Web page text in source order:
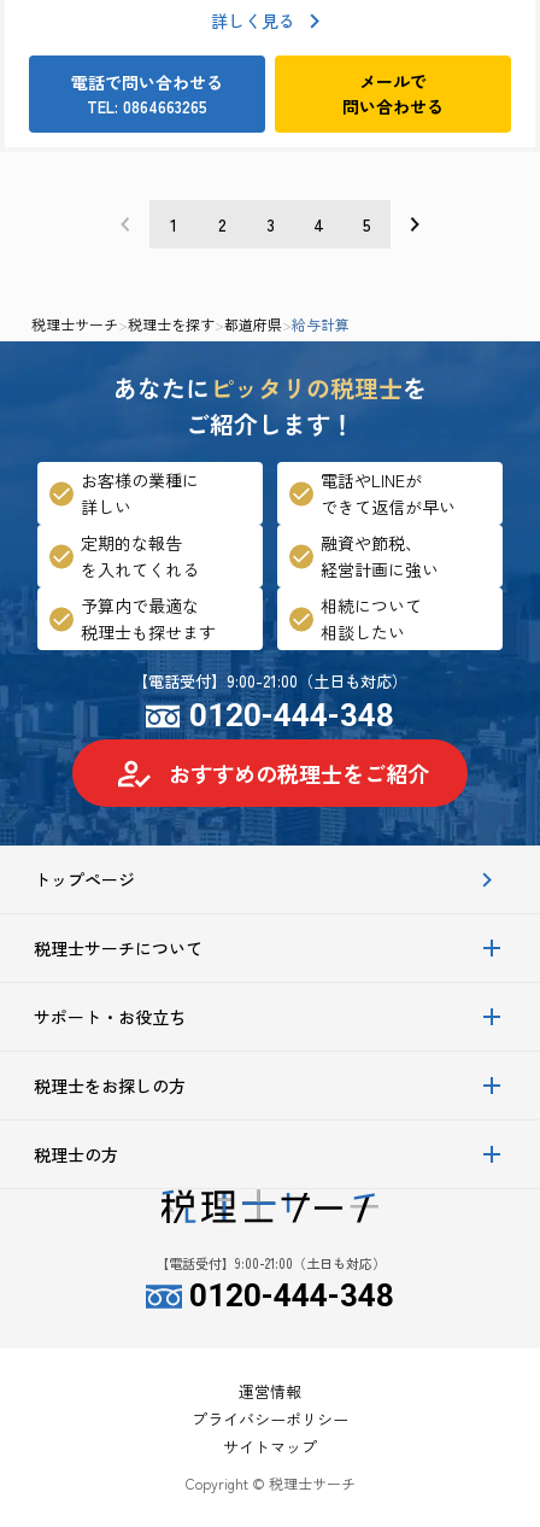
詳しく見る
電話で問い合わせる
TEL: 0864663265
メールで
問い合わせる
1 2 3 4 5
税理士サーチ>税理士を探す>都道府県>給与計算
あなたに ピッタリの税理士を
ご紹介します！
お客様の業種に
詳しい
電話やLINEが
できて返信が早い
定期的な報告
を入れてくれる
融資や節税、
経営計画に強い
予算内で最適な
税理士も探せます
相続について
相談したい
【電話受付】9:00-21:00（土日も対応）
0120-444-348
おすすめの税理士をご紹介
【電話受付】9:00-21:00（土日も対応）
0120-444-348
トップページ
税理士サーチについて
サポート・お役立ち
税理士をお探しの方
税理士の方
運営情報
プライバシーポリシー
サイトマップ
Copyright © 税理士サーチ